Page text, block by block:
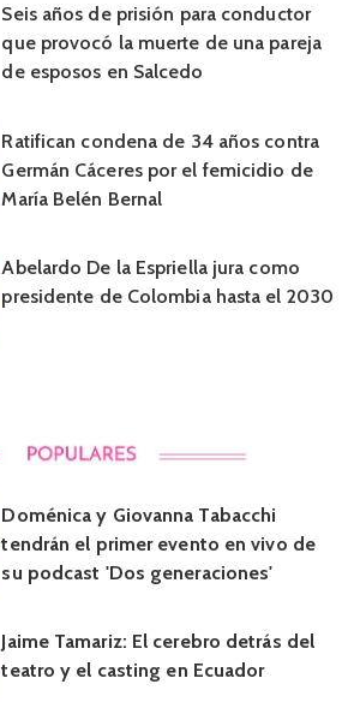
Seis años de prisión para conductor
que provocó la muerte de una pareja
de esposos en Salcedo
Ratifican condena de 34 años contra
Germán Cáceres por el femicidio de
María Belén Bernal
Abelardo De la Espriella jura como
presidente de Colombia hasta el 2030
Doménica y Giovanna Tabacchi
tendrán el primer evento en vivo de
su podcast 'Dos generaciones'
Jaime Tamariz: El cerebro detrás del
teatro y el casting en Ecuador